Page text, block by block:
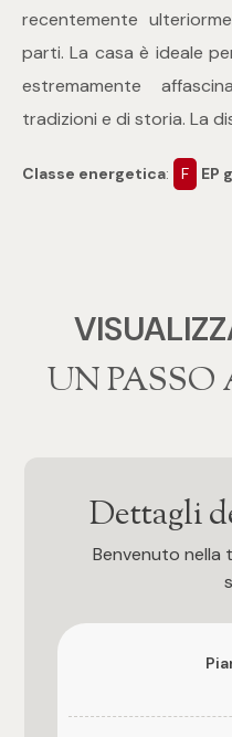
recentemente
parti. La casa è ideale
estremamente
tradizioni e di storia. La
Classe energetica: F EP
‍‍UN
Dettagli
Benvenuto nella
Qualsiasi
1
5